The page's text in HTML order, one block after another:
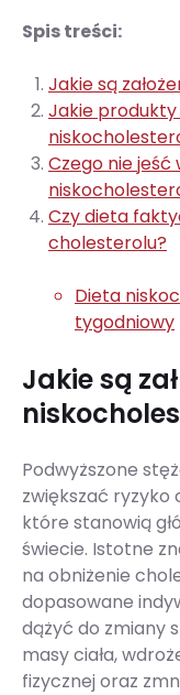
Spis treści:
Jakie są
Jakie
Czego nie
Czy dieta
cholesterolu?
Dieta
tygodniowy
Jakie są
Podwyższone
zwiększać
które stanowią
świecie. Istotne
na obniżenie
dopasowane
dążyć do zmiany
masy ciała,
fizycznej oraz